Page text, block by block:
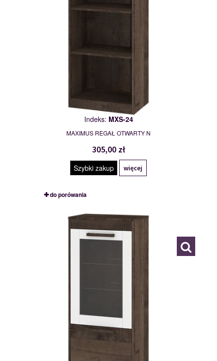
Indeks: MXS-24
MAXIMUS REGAŁ OTWARTY N
305,00 zł
Szybki zakup więcej
do porówania
117777